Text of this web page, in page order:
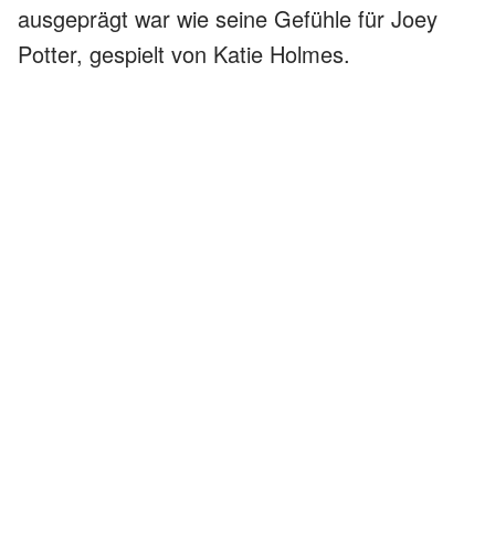
ausgeprägt war wie seine Gefühle für Joey
Potter, gespielt von Katie Holmes.